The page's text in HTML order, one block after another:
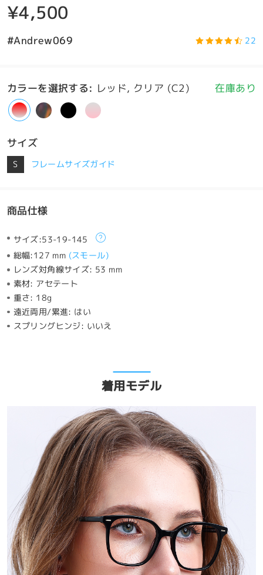
¥4,500
#Andrew069 22
カラーを選択する: レッド, クリア (C2) 在庫あり
サイズ
S フレームサイズガイド
商品仕様
サイズ:53-19-145
総幅:127 mm (スモール)
レンズ対角線サイズ: 53 mm
素材: アセテート
重さ: 18g
遠近両用/累進: はい
スプリングヒンジ: いいえ
着用モデル